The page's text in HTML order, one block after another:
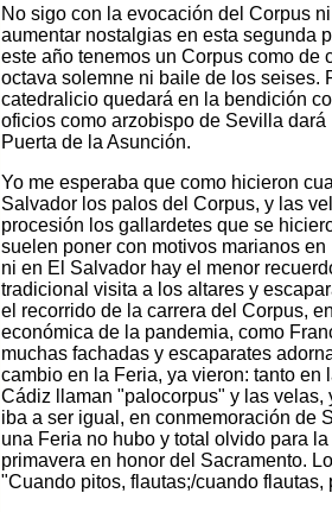
No sigo con la evocación del Corpus
aumentar nostalgias en esta segunda
este año tenemos un Corpus como de
octava solemne ni baile de los seises.
catedralicio quedará en la bendición
oficios como arzobispo de Sevilla
Puerta de la Asunción.
Yo me esperaba que como hicieron
Salvador los palos del Corpus, y las
procesión los gallardetes que se
suelen poner con motivos marianos
ni en El Salvador hay el menor
tradicional visita a los altares y
el recorrido de la carrera del Corpus,
económica de la pandemia, como
muchas fachadas y escaparates
cambio en la Feria, ya vieron: tanto
Cádiz llaman "palocorpus" y las velas,
iba a ser igual, en conmemoración de
una Feria no hubo y total olvido para
primavera en honor del Sacramento.
"Cuando pitos, flautas;/cuando flautas,